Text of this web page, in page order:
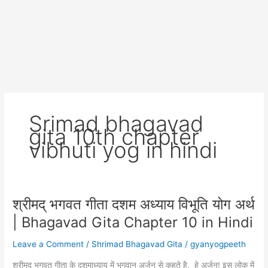
Srimad bhagavad
gita 10th chapter
vibhuti yog in hindi
श्रीमद् भगवत गीता दशम अध्याय विभूति योग अर्थ
| Bhagavad Gita Chapter 10 in Hindi
Leave a Comment / Shrimad Bhagavad Gita /gyanyogpeeth
श्रीमद भगवत गीता के दशमाध्याय में भगवान अर्जुन से कहते है, हे अर्जुन! इस लोक में